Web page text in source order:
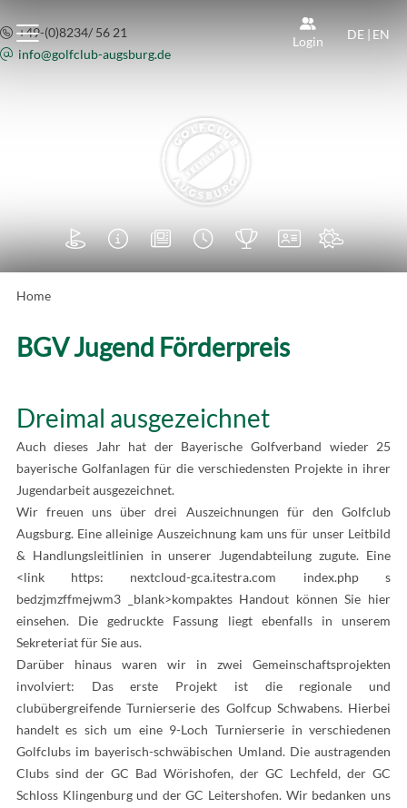
Login DE | EN
+49-(0)8234/ 56 21
info@golfclub-augsburg.de
      
Home
BGV Jugend Förderpreis
Dreimal ausgezeichnet
Auch dieses Jahr hat der Bayerische Golfverband wieder 25
bayerische Golfanlagen für die verschiedensten Projekte in ihrer
Jugendarbeit ausgezeichnet.
Wir freuen uns über drei Auszeichnungen für den Golfclub
Augsburg. Eine alleinige Auszeichnung kam uns für unser Leitbild
& Handlungsleitlinien in unserer Jugendabteilung zugute. Eine
<link https: nextcloud-gca.itestra.com index.php s
bedzjmzffmejwm3 _blank>kompaktes Handout können Sie hier
einsehen. Die gedruckte Fassung liegt ebenfalls in unserem
Sekreteriat für Sie aus.
Darüber hinaus waren wir in zwei Gemeinschaftsprojekten
involviert: Das erste Projekt ist die regionale und
clubübergreifende Turnierserie des Golfcup Schwabens. Hierbei
handelt es sich um eine 9-Loch Turnierserie in verschiedenen
Golfclubs im bayerisch-schwäbischen Umland. Die austragenden
Clubs sind der GC Bad Wörishofen, der GC Lechfeld, der GC
Schloss Klingenburg und der GC Leitershofen. Wir bedanken uns